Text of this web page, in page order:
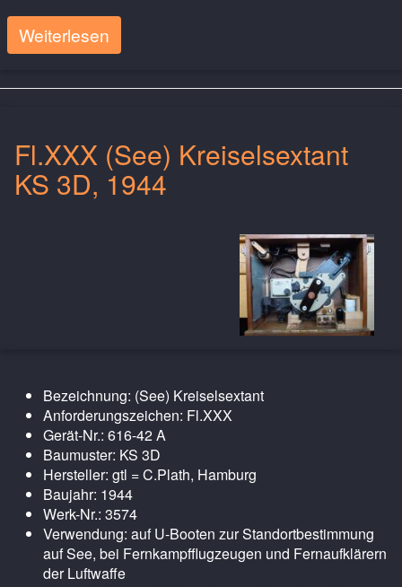
Weiterlesen
Fl.XXX (See) Kreiselsextant
KS 3D, 1944
Bezeichnung: (See) Kreiselsextant
Anforderungszeichen: Fl.XXX
Gerät-Nr.: 616-42 A
Baumuster: KS 3D
Hersteller: gtl = C.Plath, Hamburg
Baujahr: 1944
Werk-Nr.: 3574
Verwendung: auf U-Booten zur Standortbestimmung
auf See, bei Fernkampfflugzeugen und Fernaufklärern
der Luftwaffe